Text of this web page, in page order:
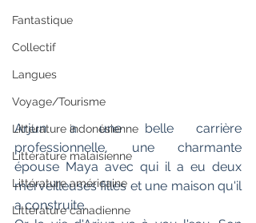
Fantastique
Collectif
Langues
Voyage/Tourisme
Littérature indonésienne
Littérature malaisienne
Littérature américaine
Littérature canadienne
Arjun a une belle carrière
professionnelle, une charmante
épouse Maya avec qui il a eu deux
merveilleuses filles et une maison qu'il
a construite.